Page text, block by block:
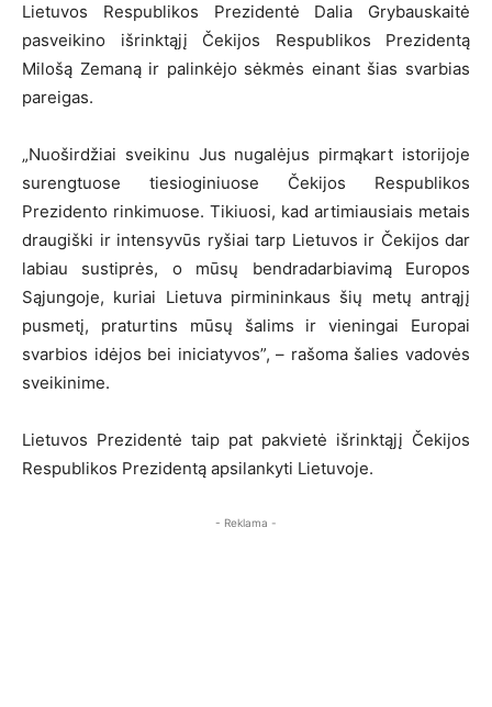
Lietuvos Respublikos Prezidentė Dalia Grybauskaitė
pasveikino išrinktąjį Čekijos Respublikos Prezidentą
Milošą Zemaną ir palinkėjo sėkmės einant šias svarbias
pareigas.
„Nuoširdžiai sveikinu Jus nugalėjus pirmąkart istorijoje
surengtuose tiesioginiuose Čekijos Respublikos
Prezidento rinkimuose. Tikiuosi, kad artimiausiais metais
draugiški ir intensyvūs ryšiai tarp Lietuvos ir Čekijos dar
labiau sustiprės, o mūsų bendradarbiavimą Europos
Sąjungoje, kuriai Lietuva pirmininkaus šių metų antrąjį
pusmetį, praturtins mūsų šalims ir vieningai Europai
svarbios idėjos bei iniciatyvos”, – rašoma šalies vadovės
sveikinime.
Lietuvos Prezidentė taip pat pakvietė išrinktąjį Čekijos
Respublikos Prezidentą apsilankyti Lietuvoje.
- Reklama -